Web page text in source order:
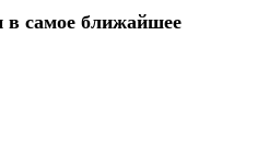
в самое ближайшее